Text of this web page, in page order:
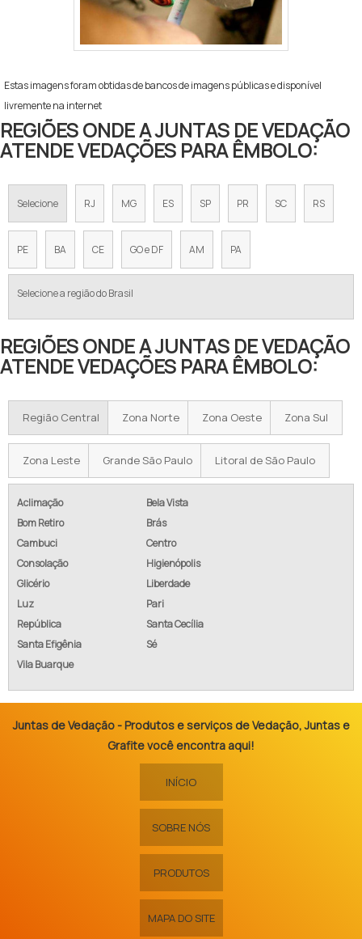
Estas imagens foram obtidas de bancos de imagens públicas e disponível
livremente na internet
REGIÕES ONDE A JUNTAS DE VEDAÇÃO
ATENDE VEDAÇÕES PARA ÊMBOLO:
Selecione RJ MG ES SP PR SC RS
PE BA CE GO e DF AM PA
Selecione a região do Brasil
REGIÕES ONDE A JUNTAS DE VEDAÇÃO
ATENDE VEDAÇÕES PARA ÊMBOLO:
Região Central Zona Norte Zona Oeste Zona Sul
Zona Leste Grande São Paulo Litoral de São Paulo
Aclimação
Bela Vista
Bom Retiro
Brás
Cambuci
Centro
Consolação
Higienópolis
Glicério
Liberdade
Luz
Pari
República
Santa Cecília
Santa Efigênia
Sé
Vila Buarque
Juntas de Vedação - Produtos e serviços de Vedação, Juntas e
Grafite você encontra aqui!
INÍCIO
SOBRE NÓS
PRODUTOS
MAPA DO SITE